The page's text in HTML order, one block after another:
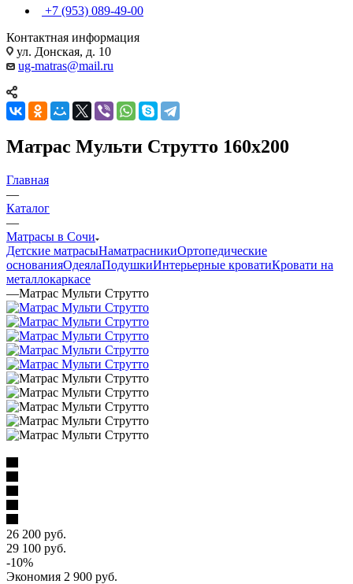
+7 (953) 089-49-00
Контактная информация
ул. Донская, д. 10
ug-matras@mail.ru
Матрас Мульти Струтто 160x200
Главная
—
Каталог
—
Матрасы в Сочи
Детские матрасыНаматрасникиОртопедические
основанияОдеялаПодушкиИнтерьерные кроватиКровати на
металлокаркасе
—Матрас Мульти Струтто
26 200 руб.
29 100 руб.
-10%
Экономия 2 900 руб.